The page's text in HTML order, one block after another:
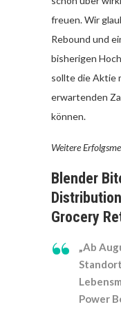
freuen. Wir
Rebound und
bisherigen
sollte die Aktie
erwartenden
können.
Weitere
Blender
Grocery
„Ab
Power